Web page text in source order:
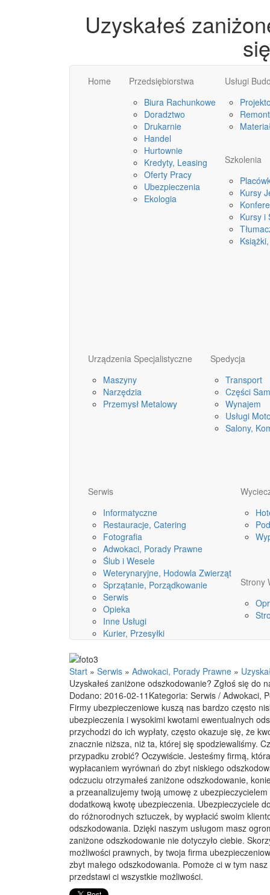
Uzyskałeś
Home
Przedsiębiorstwa
Biura Rachunkowe
Doradztwo
Drukarnie
Handel
Hurtownie
Kredyty, Leasing
Oferty Pracy
Ubezpieczenia
Ekologia
Usługi
Szkolenia
Kursy
Kursy i
Urządzenia Specjalistyczne
Maszyny
Narzędzia
Przemysł Metalowy
Spedycja
Transport
Części
Wynajem
Usługi
Salony,
Serwis
Informatyczne
Restauracje, Catering
Fotografia
Adwokaci, Porady Prawne
Ślub i Wesele
Weterynaryjne, Hodowla Zwierząt
Sprzątanie, Porządkowanie
Serwis
Opieka
Inne Usługi
Kurier, Przesyłki
Strony
Start » Serwis » Adwokaci, Porady Prawne »
Uzyskałeś zaniżone odszkodowanie? Zgłoś się do
Dodano: 2016-02-11 Kategoria: Serwis / Adwokaci,
Firmy ubezpieczeniowe kuszą nas bardzo często
ubezpieczenia i wysokimi kwotami ewentualnych
przychodzi do ich wypłaty, często okazuje się, że
znacznie niższa, niż ta, której się spodziewaliśmy.
przypadku zrobić? Oczywiście. Jesteśmy firmą,
wypłacaniem wyrównań do zbyt niskiego
odczuciu otrzymałeś zaniżone odszkodowanie,
a przeanalizujemy twoją umowę z
dodatkową kwotę ubezpieczenia. Ubezpieczyciele
do różnorodnych sztuczek, by wypłacić swoim
odszkodowania. Dzięki naszym usługom masz
zaniżone odszkodowanie nie dotyczyło ciebie.
możliwości prawnych, by twoja firma
zbyt małego odszkodowania. Pomoże ci w tym
przedstawi ci wszystkie możliwości.